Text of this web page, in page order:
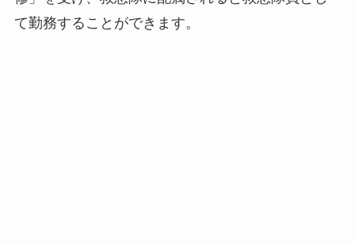
て勤務することができます。